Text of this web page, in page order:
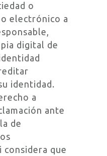
o
electrónico a
digital de
identidad.
a
ante
de
considera que